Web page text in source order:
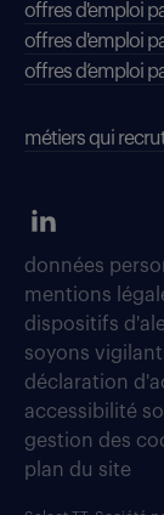
offres d'emploi
offres d'emploi
offres d’emploi
métiers qui
données
mentions
dispositifs
soyons
déclaration
accessibilité
gestion des
plan du site